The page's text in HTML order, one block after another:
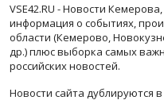
VSE42.RU - Новости
информация о событиях,
области (Кемерово,
др.) плюс выборка самых
российских новостей.
Новости сайта дублируются